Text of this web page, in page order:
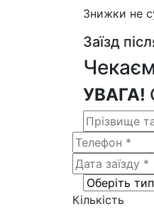
Знижки не
Заїзд
УВАГА!
Кількість